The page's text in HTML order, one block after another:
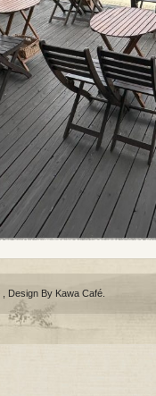
, Design By Kawa Café